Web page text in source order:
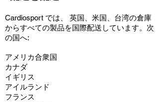
Cardiosport では、 英国、米国、台湾の倉庫
からすべての製品を国際配送しています。 次
の国へ:
アメリカ合衆国
カナダ
イギリス
アイルランド
フランス